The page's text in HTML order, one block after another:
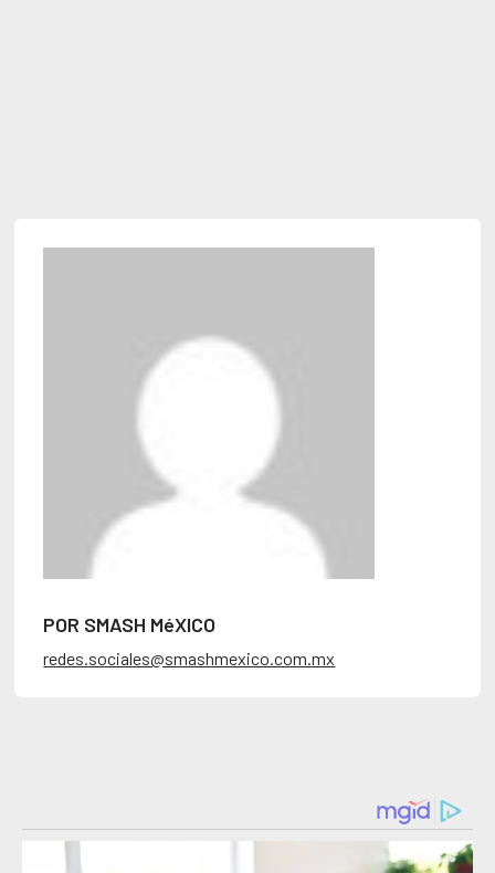
POR SMASH MéXICO
redes.sociales@smashmexico.com.mx